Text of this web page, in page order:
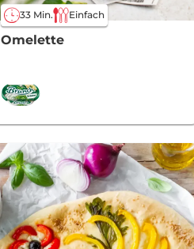
33 Min. Einfach
Omelette